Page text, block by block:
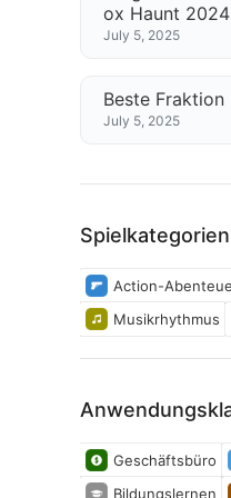
ox Haunt 2024
July 5, 2025
Beste
July 5, 2025
Spielkategorien
Action-
Musikrhythmus
Geschäftsbüro
Bildungslernen